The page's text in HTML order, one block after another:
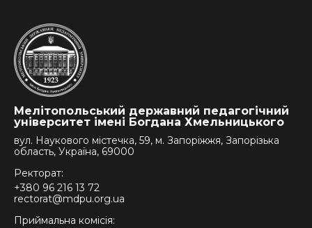
Мелітопольський державний педагогічний
університет імені Богдана Хмельницького
вул. Наукового містечка, 59, м. Запоріжжя, Запорізька
область, Україна, 69000
Ректорат:
+380 96 216 13 72
rectorat@mdpu.org.ua
Приймальна комісія: